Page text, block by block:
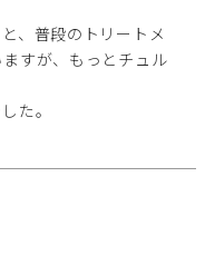
、普段のトリートメ
すが、もっとチュル
た。